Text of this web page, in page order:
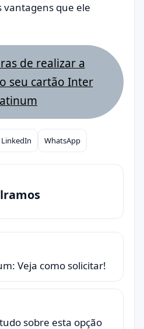
vantagens que ele
de realizar a
seu cartão Inter
LinkedIn WhatsApp
Veja como solicitar!
sobre esta opção